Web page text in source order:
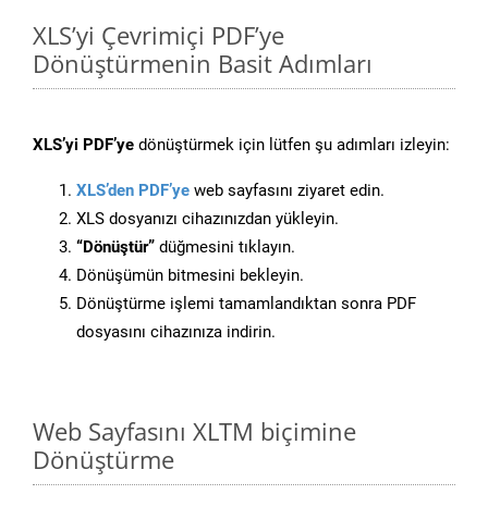
XLS’yi Çevrimiçi PDF’ye
Dönüştürmenin Basit Adımları
XLS’yi PDF’ye dönüştürmek için lütfen şu adımları izleyin:
XLS’den PDF’ye web sayfasını ziyaret edin.
XLS dosyanızı cihazınızdan yükleyin.
“Dönüştür” düğmesini tıklayın.
Dönüşümün bitmesini bekleyin.
Dönüştürme işlemi tamamlandıktan sonra PDF
dosyasını cihazınıza indirin.
Web Sayfasını XLTM biçimine
Dönüştürme